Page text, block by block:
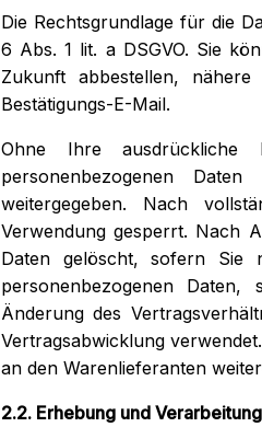
Die Rechtsgrundlage für die
6 Abs. 1 lit. a DSGVO. Sie
Zukunft abbestellen,
Bestätigungs-E-Mail.
Ohne Ihre ausdrückliche
personenbezogenen
weitergegeben. Nach
Verwendung gesperrt. Nach
Daten gelöscht, sofern Sie
personenbezogenen
Änderung des
Vertragsabwicklung
an den Warenlieferanten
2.2. Erhebung und